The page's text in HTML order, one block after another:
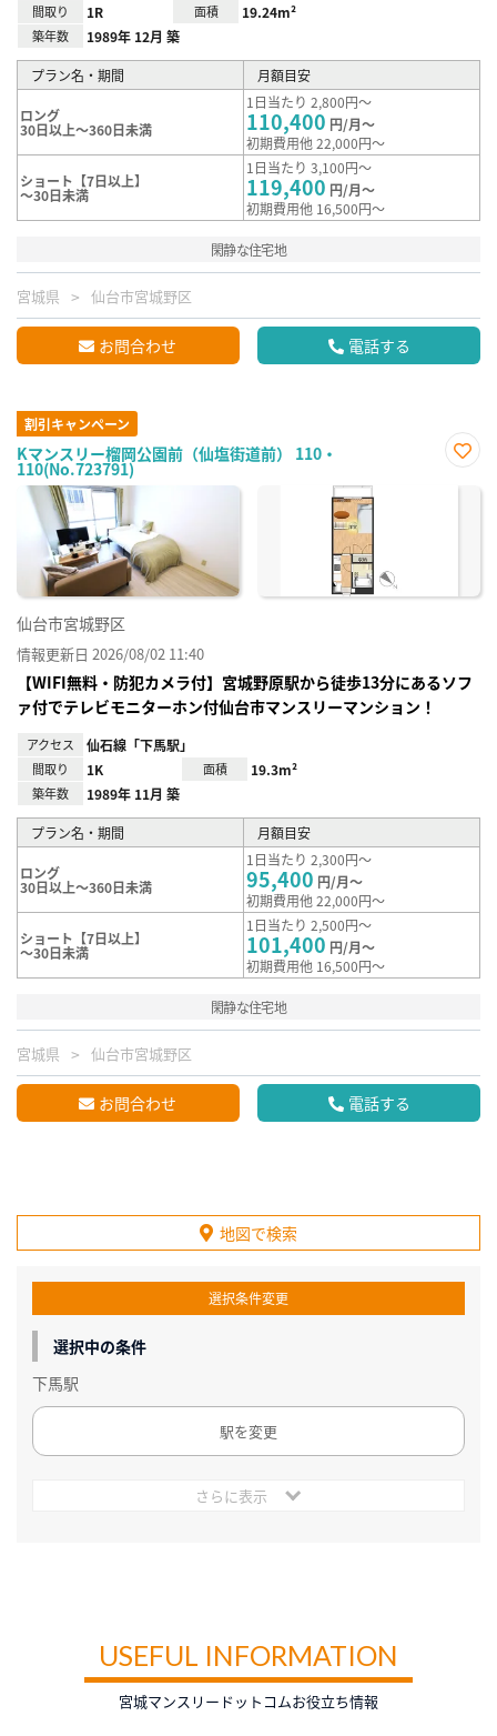
間取り 1R 面積 19.24m²
築年数 1989年 12月 築
プラン名・期間 月額目安
ロング
30日以上～360日未満
1日当たり 2,800円～
110,400 円/月～
初期費用他 22,000円～
ショート【7日以上】
～30日未満
1日当たり 3,100円～
119,400 円/月～
初期費用他 16,500円～
閑静な住宅地
宮城県 仙台市宮城野区
お問合わせ 電話する
割引キャンペーン
Kマンスリー榴岡公園前（仙塩街道前） 110・
110(No.723791)
に入
仙台市宮城野区
情報更新日 2026/08/02 11:40
【WIFI無料・防犯カメラ付】宮城野原駅から徒歩13分にあるソフ
ァ付でテレビモニターホン付仙台市マンスリーマンション！
アクセス 仙石線「下馬駅」
間取り 1K 面積 19.3m²
築年数 1989年 11月 築
プラン名・期間 月額目安
ロング
30日以上～360日未満
1日当たり 2,300円～
95,400 円/月～
初期費用他 22,000円～
ショート【7日以上】
～30日未満
1日当たり 2,500円～
101,400 円/月～
初期費用他 16,500円～
閑静な住宅地
宮城県 仙台市宮城野区
お問合わせ 電話する
地図で検索
選択条件変更
選択中の条件
下馬駅
駅を変更
さらに表示
USEFUL INFORMATION
宮城マンスリードットコムお役立ち情報